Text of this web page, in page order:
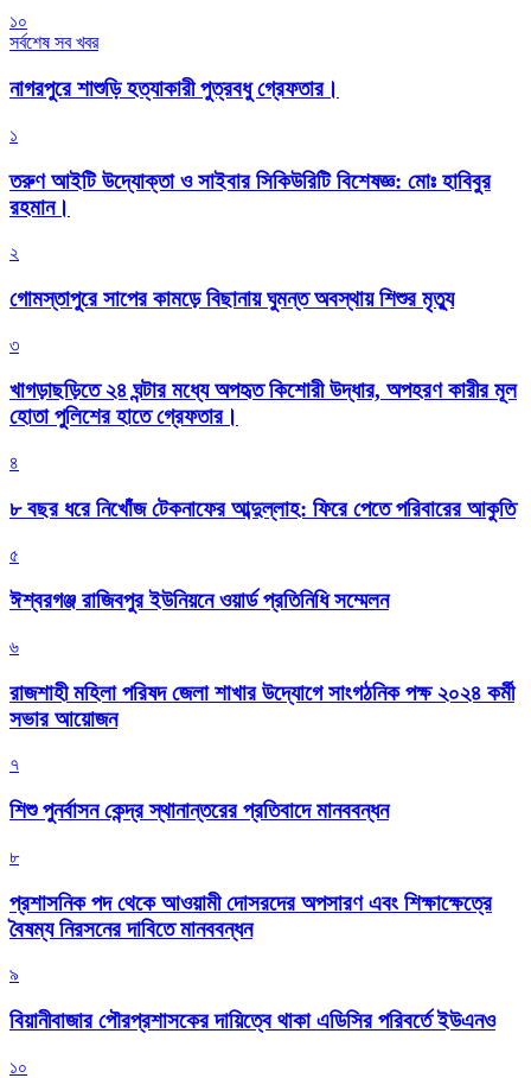
১০
সর্বশেষ সব খবর
নাগরপুরে শাশুড়ি হত্যাকারী পুত্রবধু গ্রেফতার।
১
তরুণ আইটি উদ্যোক্তা ও সাইবার সিকিউরিটি বিশেষজ্ঞ: মোঃ হাবিবুর
রহমান।
২
গোমস্তাপুরে সাপের কামড়ে বিছানায় ঘুমন্ত অবস্থায় শিশুর মৃত্যু
৩
খাগড়াছড়িতে ২৪ ঘন্টার মধ্যে অপহৃত কিশোরী উদ্ধার, অপহরণ কারীর মূল
হোতা পুলিশের হাতে গ্রেফতার।
৪
৮ বছর ধরে নিখোঁজ টেকনাফের আব্দুল্লাহ: ফিরে পেতে পরিবারের আকুতি
৫
ঈশ্বরগঞ্জ রাজিবপুর ইউনিয়নে ওয়ার্ড প্রতিনিধি সম্মেলন
৬
রাজশাহী মহিলা পরিষদ জেলা শাখার উদ্যোগে সাংগঠনিক পক্ষ ২০২৪ কর্মী
সভার আয়োজন
৭
শিশু পুনর্বাসন কেন্দ্র স্থানান্তরের প্রতিবাদে মানববন্ধন
৮
প্রশাসনিক পদ থেকে আওয়ামী দোসরদের অপসারণ এবং শিক্ষাক্ষেত্রে
বৈষম্য নিরসনের দাবিতে মানববন্ধন
৯
বিয়ানীবাজার পৌরপ্রশাসকের দায়িত্বে থাকা এডিসির পরিবর্তে ইউএনও
১০